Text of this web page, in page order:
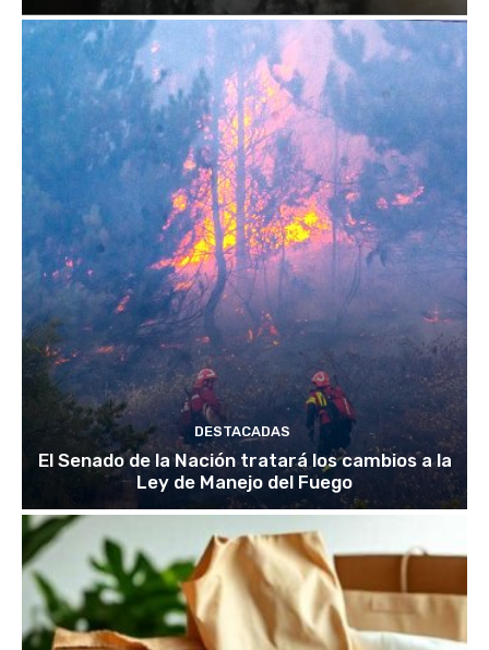
DESTACADAS
El Senado de la Nación tratará los cambios a la
Ley de Manejo del Fuego